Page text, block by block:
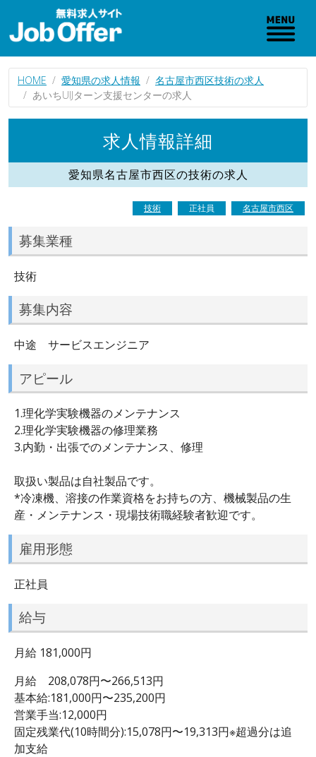
HOME 愛知県の求人情報
名古屋市西区技術の求人
あいちUIJターン支援センターの求人
求人情報詳細
愛知県名古屋市西区の技術の求人
技術 正社員 名古屋市西区
募集業種
技術
募集内容
中途 サービスエンジニア
アピール
1.理化学実験機器のメンテナンス
2.理化学実験機器の修理業務
3.内勤・出張でのメンテナンス、修理
取扱い製品は自社製品です。
*冷凍機、溶接の作業資格をお持ちの方、機械製品の生
産・メンテナンス・現場技術職経験者歓迎です。
雇用形態
正社員
給与
月給 181,000円
月給 208,078円〜266,513円
基本給:181,000円〜235,200円
営業手当:12,000円
固定残業代(10時間分):15,078円〜19,313円※超過分は追
加支給